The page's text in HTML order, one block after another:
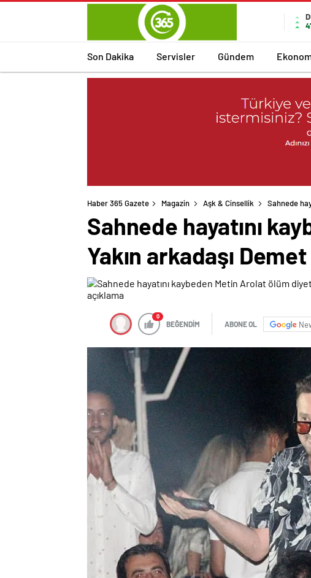
Son Dakika Servisler Gündem
Haber 365 Gazete Magazin Aşk & Cinsellik Sahnede
Sahnede hayatını
Yakın arkadaşı
0
BEĞENDİM ABONE OL